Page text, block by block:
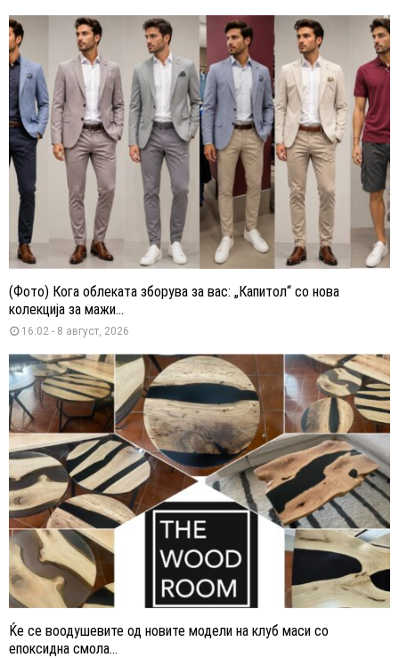
(Фото) Кога облеката зборува за вас: „Капитол“ со нова
колекција за мажи...
16:02 - 8 август, 2026
Ќе се воодушевите од новите модели на клуб маси со
епоксидна смола...